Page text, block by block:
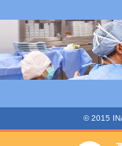
© 2015